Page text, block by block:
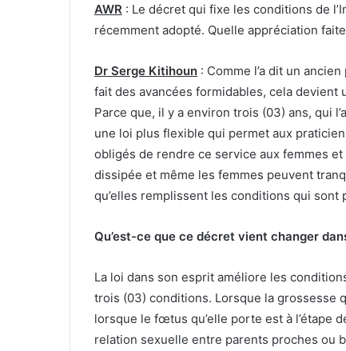
AWR : Le décret qui fixe les conditions de
récemment adopté. Quelle appréciation
Dr Serge Kitihoun : Comme l’a dit un
fait des avancées formidables, cela
Parce que, il y a environ trois (03) ans, qui
une loi plus flexible qui permet aux
obligés de rendre ce service aux femmes
dissipée et même les femmes peuvent
qu’elles remplissent les conditions qui sont
Qu’est-ce que ce décret vient changer
La loi dans son esprit améliore les
trois (03) conditions. Lorsque la grossesse
lorsque le fœtus qu’elle porte est à l’étape
relation sexuelle entre parents proches ou